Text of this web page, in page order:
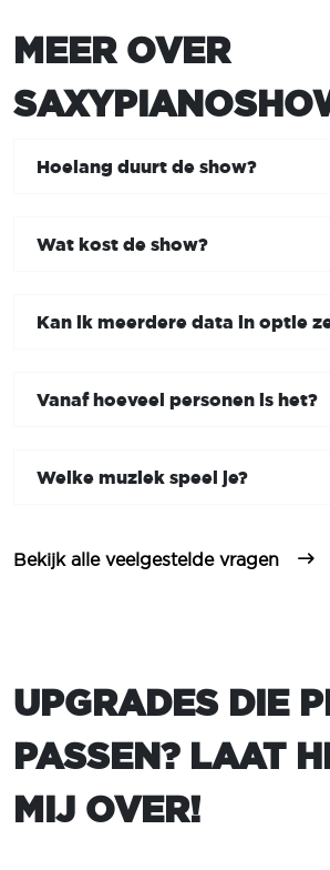
MEER OVER
Hoelang duurt de show?
Wat kost de show?
Kan ik meerdere data in optie
Vanaf hoeveel personen is het?
Welke muziek speel je?
Bekijk alle veelgestelde vragen
UPGRADES DIE
PASSEN? LAAT
MIJ OVER!